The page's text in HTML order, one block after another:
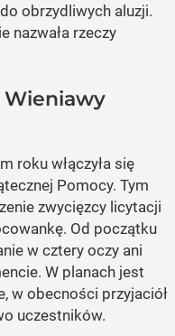
obrzydliwych aluzji.
nazwała rzeczy
Wieniawy
roku włączyła się
Pomocy. Tym
zwycięzcy licytacji
Od początku
w cztery oczy ani
W planach jest
w obecności przyjaciół
uczestników.